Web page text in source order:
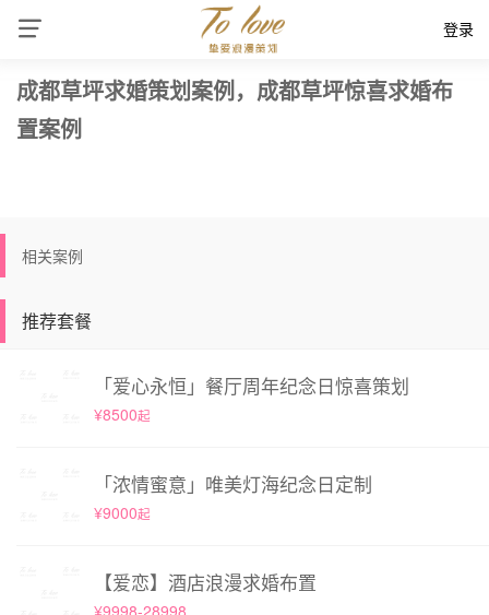
登录
成都草坪求婚策划案例，成都草坪惊喜求婚布
置案例
相关案例
推荐套餐
「爱心永恒」餐厅周年纪念日惊喜策划
¥8500起
「浓情蜜意」唯美灯海纪念日定制
¥9000起
【爱恋】酒店浪漫求婚布置
¥9998-28998